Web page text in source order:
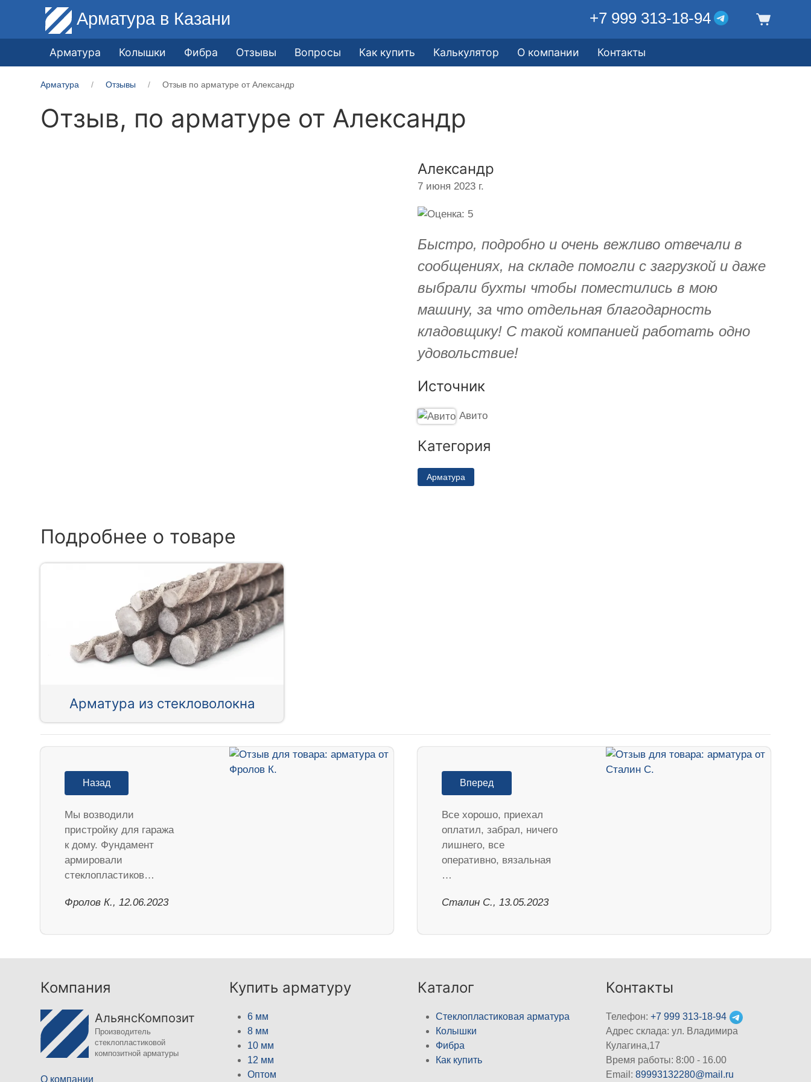
Арматура в Казани +7 999 313-18-94
Арматура Колышки Фибра Отзывы Вопросы Как купить Калькулятор О компании Контакты
Арматура Отзывы Отзыв по арматуре от Александр
Отзыв, по арматуре от Александр
Александр
7 июня 2023 г.
Быстро, подробно и очень вежливо отвечали в
сообщениях, на складе помогли с загрузкой и даже
выбрали бухты чтобы поместились в мою
машину, за что отдельная благодарность
кладовщику! С такой компанией работать одно
удовольствие!
Источник
Авито
Категория
Арматура
Подробнее о товаре
Арматура из стекловолокна
Назад
Мы возводили
пристройку для гаража
к дому. Фундамент
армировали
стеклопластиков…
Фролов К., 12.06.2023
Вперед
Все хорошо, приехал
оплатил, забрал, ничего
лишнего, все
оперативно, вязальная
…
Сталин С., 13.05.2023
Компания
АльянсКомпозит
Производитель
стеклопластиковой
композитной арматуры
О компании
Купить арматуру
6 мм
8 мм
10 мм
12 мм
Оптом
Каталог
Стеклопластиковая арматура
Колышки
Фибра
Как купить
Контакты
Телефон:+7 999 313-18-94
Адрес склада: ул. Владимира
Кулагина,17
Время работы: 8:00 - 16.00
Email:89993132280@mail.ru